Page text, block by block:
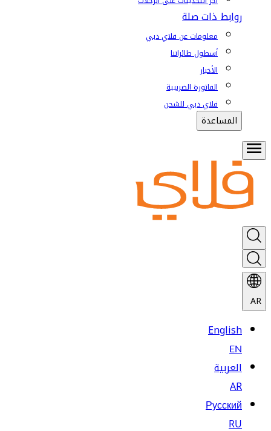
روابط ذات صلة
معلومات عن فلاي دبي
أسطول طائراتنا
الأخبار
الفاتورة الضريبية
فلاي دبي للشحن
المساعدة
AR
English
EN
العربية
AR
Русский
RU